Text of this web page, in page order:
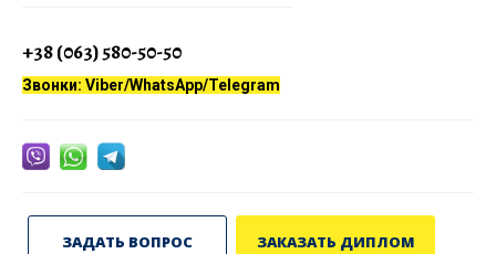
+38 (063) 580-50-50
Звонки: Viber/WhatsApp/Telegram
ЗАДАТЬ ВОПРОС ЗАКАЗАТЬ ДИПЛОМ